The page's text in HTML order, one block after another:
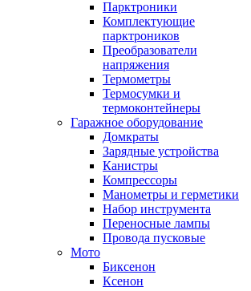
Парктроники
Комплектующие
парктроников
Преобразователи
напряжения
Термометры
Термосумки и
термоконтейнеры
Гаражное оборудование
Домкраты
Зарядные устройства
Канистры
Компрессоры
Манометры и герметики
Набор инструмента
Переносные лампы
Провода пусковые
Мото
Биксенон
Ксенон